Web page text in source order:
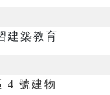
建築教育
4 號建物